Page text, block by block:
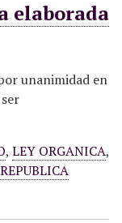
elaborada
unanimidad en
, LEY ORGANICA,